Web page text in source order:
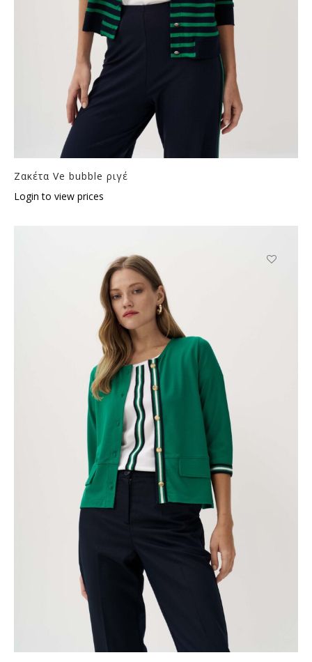
Ζακέτα Ve bubble ριγέ
Login to view prices